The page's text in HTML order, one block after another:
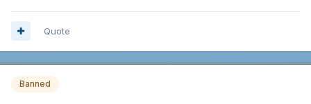
Quote
Banned